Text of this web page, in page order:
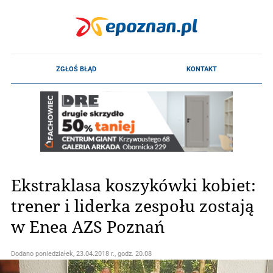
Ekstraklasa koszykówki kobiet:
trener i liderka zespołu zostają
w Enea AZS Poznań
Dodano poniedziałek, 23.04.2018 r., godz. 20.08